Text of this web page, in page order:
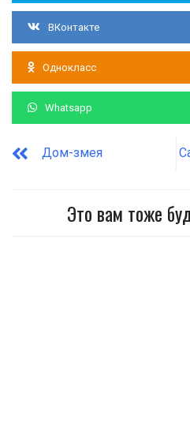
ВКонтакте
Однокласс
Whatsapp
Дом-змея
Это вам тоже